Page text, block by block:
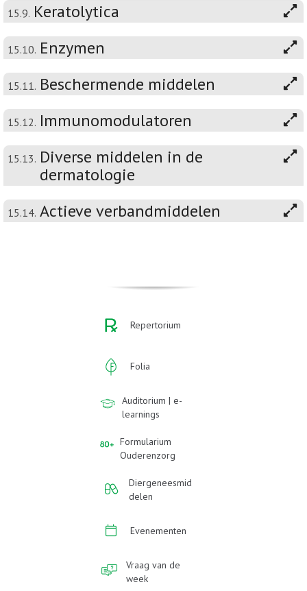
15.9. Keratolytica
15.10. Enzymen
15.11. Beschermende middelen
15.12. Immunomodulatoren
15.13. Diverse middelen in de
dermatologie
15.14. Actieve verbandmiddelen
Repertorium
Folia
Auditorium | e-
learnings
Formularium
Ouderenzorg
Diergeneesmid
delen
Evenementen
Vraag van de
week